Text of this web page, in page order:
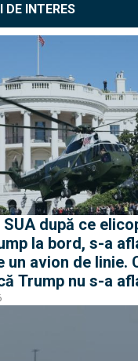
DE INTERES
după ce
la bord, s-a
un avion de linie.
Trump nu s-a